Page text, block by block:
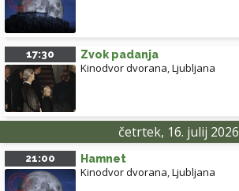
17:30 Zvok padanja
Kinodvor dvorana,Ljubljana
četrtek, 16. julij 2026
21:00 Hamnet
Kinodvor dvorana,Ljubljana